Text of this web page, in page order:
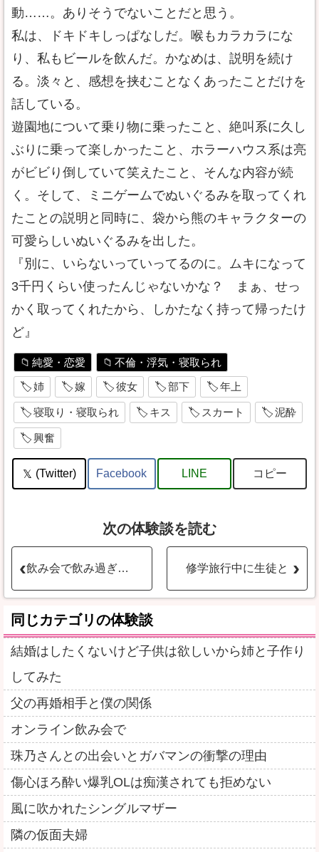
動……。ありそうでないことだと思う。
私は、ドキドキしっぱなしだ。喉もカラカラにな
り、私もビールを飲んだ。かなめは、説明を続け
る。淡々と、感想を挟むことなくあったことだけを
話している。
遊園地について乗り物に乗ったこと、絶叫系に久し
ぶりに乗って楽しかったこと、ホラーハウス系は亮
がビビり倒していて笑えたこと、そんな内容が続
く。そして、ミニゲームでぬいぐるみを取ってくれ
たことの説明と同時に、袋から熊のキャラクターの
可愛らしいぬいぐるみを出した。
『別に、いらないっていってるのに。ムキになって
3千円くらい使ったんじゃないかな？ まぁ、せっ
かく取ってくれたから、しかたなく持って帰ったけ
ど』
純愛・恋愛
不倫・浮気・寝取られ
姉
嫁 彼女 部下 年上
寝取り・寝取られ キス スカート 泥酔
興奮
(Twitter) Facebook LINE コピー
次の体験談を読む
飲み会で飲み過ぎてしまったようだ… 修学旅行中に生徒と
同じカテゴリの体験談
結婚はしたくないけど子供は欲しいから姉と子作り
してみた
父の再婚相手と僕の関係
オンライン飲み会で
珠乃さんとの出会いとガバマンの衝撃の理由
傷心ほろ酔い爆乳OLは痴漢されても拒めない
風に吹かれたシングルマザー
隣の仮面夫婦